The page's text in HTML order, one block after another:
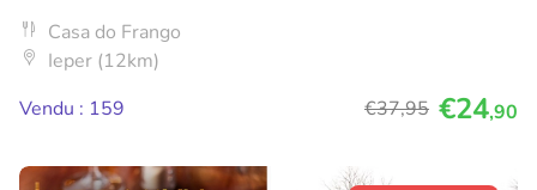
Casa do Frango
Ieper (12km)
Vendu : 159
€37,95 €24,90